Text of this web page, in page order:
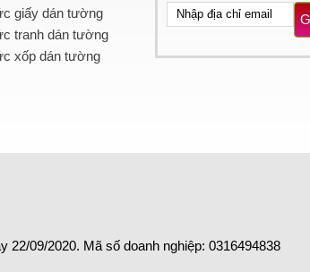
giấy dán tường
tranh dán tường
xốp dán tường
09/2020. Mã số doanh nghiệp: 0316494838